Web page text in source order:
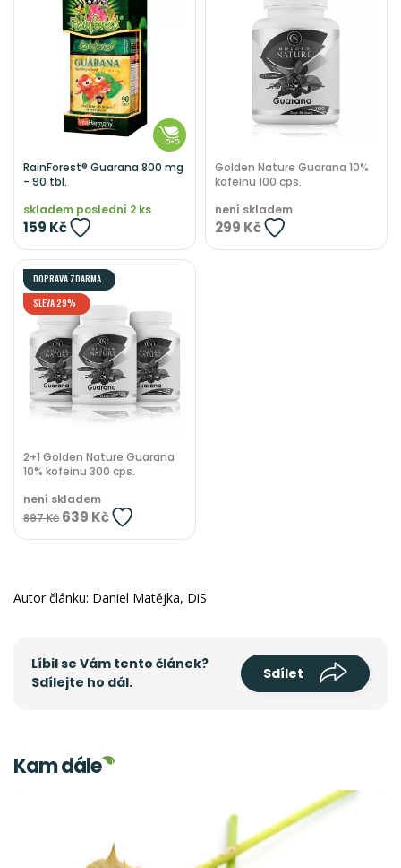
RainForest® Guarana 800 mg
- 90 tbl.
skladem poslední 2 ks
159 Kč
Golden Nature Guarana 10%
kofeinu 100 cps.
není skladem
299 Kč
DOPRAVA ZDARMA
SLEVA 29%
2+1 Golden Nature Guarana
10% kofeinu 300 cps.
není skladem
897 Kč 639 Kč
Autor článku: Daniel Matějka, DiS
Líbil se Vám tento článek?
Sdílejte ho dál.
Sdílet
Kam dále